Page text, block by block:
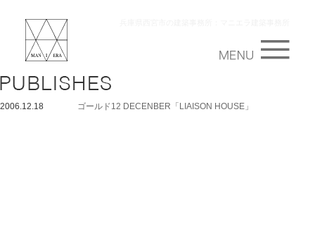
2006.12.18 ゴールド12 DECENBER「LIAISON HOUSE」